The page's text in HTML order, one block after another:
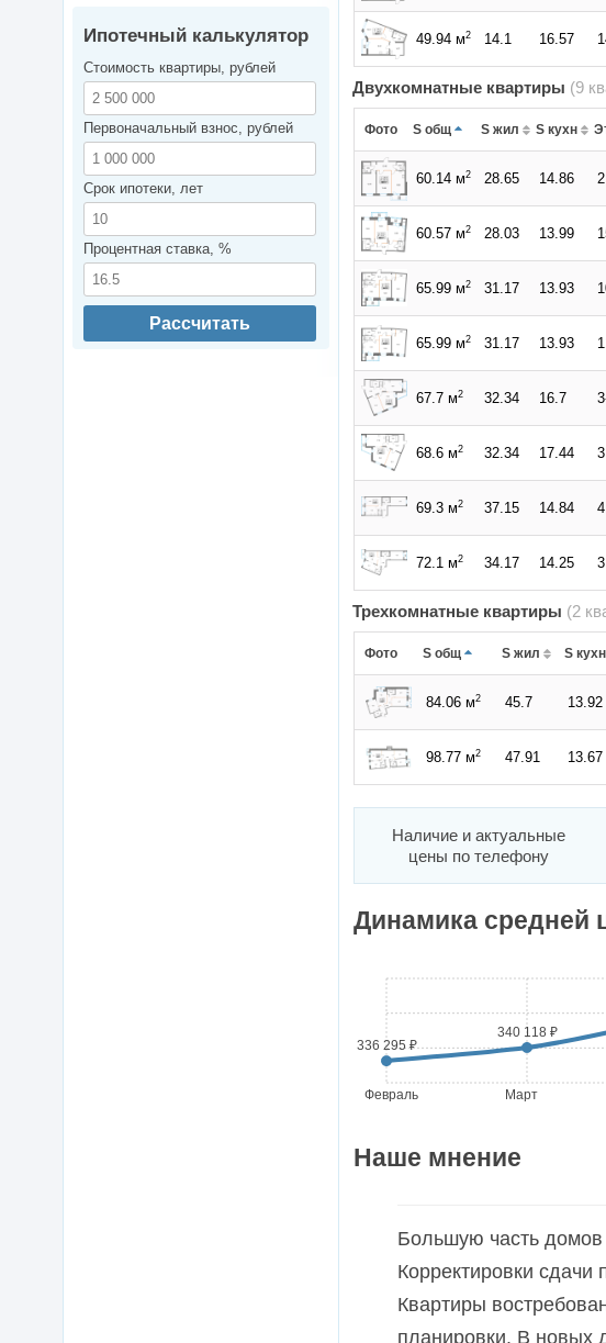
49.94 м2 14.1 16.57
Двухкомнатные квартиры (9
Фото S общ S жил S кухн
60.14 м2 28.65 14.86
60.57 м2 28.03 13.99
65.99 м2 31.17 13.93
65.99 м2 31.17 13.93
67.7 м2 32.34 16.7
68.6 м2 32.34 17.44
69.3 м2 37.15 14.84
72.1 м2 34.17 14.25
Трехкомнатные квартиры (2
Фото S общ S жил S кухн
84.06 м2 45.7 13.92
98.77 м2 47.91 13.67
Наличие и актуальные
цены по телефону
Динамика средней
336 295 ₽
340 118 ₽
Февраль Март
Наше мнение
Большую часть
Корректировки
Квартиры
планировки. В новых
Ипотечный калькулятор
Стоимость квартиры, рублей
Первоначальный взнос, рублей
Срок ипотеки, лет
Процентная ставка, %
Рассчитать